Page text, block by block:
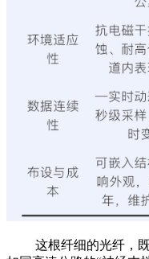
这根纤细的光纤，